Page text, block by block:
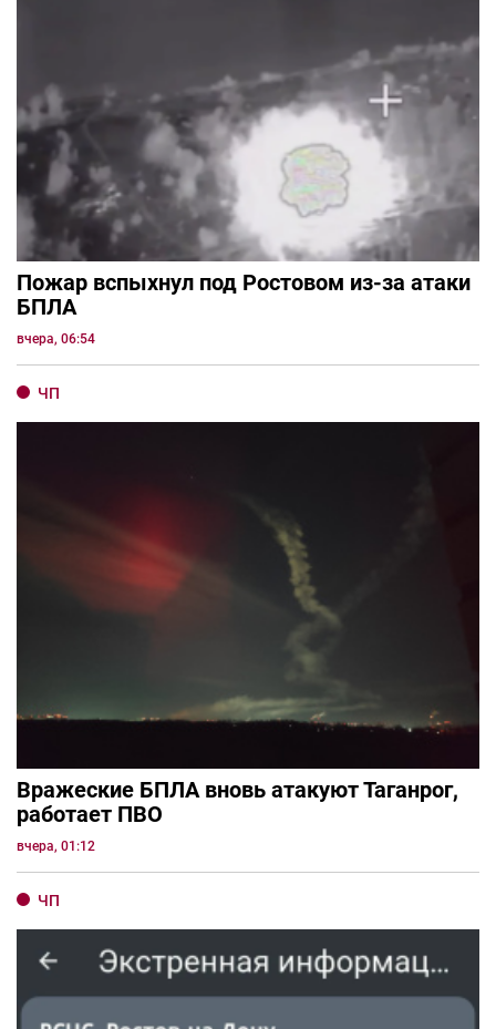
Пожар вспыхнул под Ростовом из-за атаки
БПЛА
вчера, 06:54
ЧП
Вражеские БПЛА вновь атакуют Таганрог,
работает ПВО
вчера, 01:12
ЧП